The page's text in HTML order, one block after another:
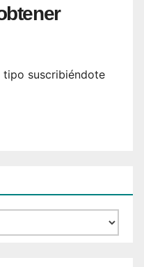
tipo suscribiéndote